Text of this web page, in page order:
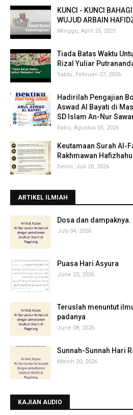
KUNCI - KUNCI
WUJUD ARBAIN
Minggu, April 25, 2021
Tiada Batas Waktu
Rizal Yuliar
Sabtu, Februari 07, 2026
Hadirilah Pengajian
Aswad Al Bayati di
SD Islam An-Nur
Rabu, Agustus 05, 2026
Keutamaan Surah Al-
Rakhmawan
Senin, Juli 20, 2026
ARTIKEL ILMIAH
‎Dosa dan dampaknya.
July 04, 2026
Puasa Hari Asyura
June 23, 2026
Teruslah menuntut
padanya
June 08, 2026
Sunnah-Sunnah Hari
March 20, 2026
KAJIAN AUDIO